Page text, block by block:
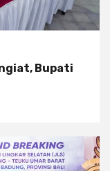
Bupati